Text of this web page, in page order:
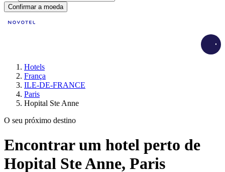
Confirmar a moeda
Hotels
França
ILE-DE-FRANCE
Paris
Hopital Ste Anne
O seu próximo destino
Encontrar um hotel perto de
Hopital Ste Anne, Paris